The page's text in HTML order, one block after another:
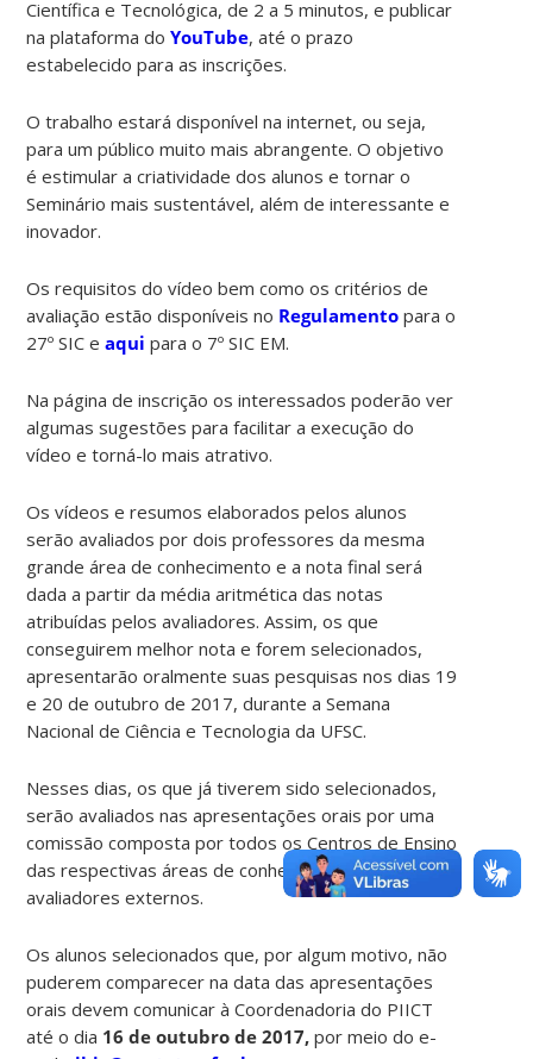
Científica e Tecnológica, de 2 a 5 minutos, e publicar
na plataforma doYouTube, até o prazo
estabelecido para as inscrições.
O trabalho estará disponível na internet, ou seja,
para um público muito mais abrangente. O objetivo
é estimular a criatividade dos alunos e tornar o
Seminário mais sustentável, além de interessante e
inovador.
Os requisitos do vídeo bem como os critérios de
avaliação estão disponíveis no Regulamento para o
27º SIC eaqui para o 7º SIC EM.
Na página de inscrição os interessados poderão ver
algumas sugestões para facilitar a execução do
vídeo e torná-lo mais atrativo.
Os vídeos e resumos elaborados pelos alunos
serão avaliados por dois professores da mesma
grande área de conhecimento e a nota final será
dada a partir da média aritmética das notas
atribuídas pelos avaliadores. Assim, os que
conseguirem melhor nota e forem selecionados,
apresentarão oralmente suas pesquisas nos dias 19
e 20 de outubro de 2017, durante a Semana
Nacional de Ciência e Tecnologia da UFSC.
Nesses dias, os que já tiverem sido selecionados,
serão avaliados nas apresentações orais por uma
comissão composta por todos os Centros de Ensino
das respectivas áreas de conhecimento e por
avaliadores externos.
Os alunos selecionados que, por algum motivo, não
puderem comparecer na data das apresentações
orais devem comunicar à Coordenadoria do PIICT
até o dia 16 de outubro de 2017, por meio do e-